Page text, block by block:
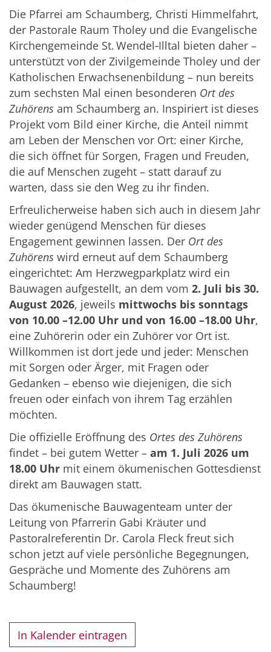
Die Pfarrei am Schaumberg, Christi Himmelfahrt,
der Pastorale Raum Tholey und die Evangelische
Kirchengemeinde St. Wendel‑Illtal bieten daher –
unterstützt von der Zivilgemeinde Tholey und der
Katholischen Erwachsenenbildung – nun bereits
zum sechsten Mal einen besonderen Ort des
Zuhörens am Schaumberg an. Inspiriert ist dieses
Projekt vom Bild einer Kirche, die Anteil nimmt
am Leben der Menschen vor Ort: einer Kirche,
die sich öffnet für Sorgen, Fragen und Freuden,
die auf Menschen zugeht – statt darauf zu
warten, dass sie den Weg zu ihr finden.
Erfreulicherweise haben sich auch in diesem Jahr
wieder genügend Menschen für dieses
Engagement gewinnen lassen. Der Ort des
Zuhörens wird erneut auf dem Schaumberg
eingerichtet: Am Herzwegparkplatz wird ein
Bauwagen aufgestellt, an dem vom 2. Juli bis 30.
August 2026, jeweils mittwochs bis sonntags
von 10.00 –12.00 Uhr und von 16.00 –18.00 Uhr,
eine Zuhörerin oder ein Zuhörer vor Ort ist.
Willkommen ist dort jede und jeder: Menschen
mit Sorgen oder Ärger, mit Fragen oder
Gedanken – ebenso wie diejenigen, die sich
freuen oder einfach von ihrem Tag erzählen
möchten.
Die offizielle Eröffnung des Ortes des Zuhörens
findet – bei gutem Wetter – am 1. Juli 2026 um
18.00 Uhr mit einem ökumenischen Gottesdienst
direkt am Bauwagen statt.
Das ökumenische Bauwagenteam unter der
Leitung von Pfarrerin Gabi Kräuter und
Pastoralreferentin Dr. Carola Fleck freut sich
schon jetzt auf viele persönliche Begegnungen,
Gespräche und Momente des Zuhörens am
Schaumberg!
In Kalender eintragen